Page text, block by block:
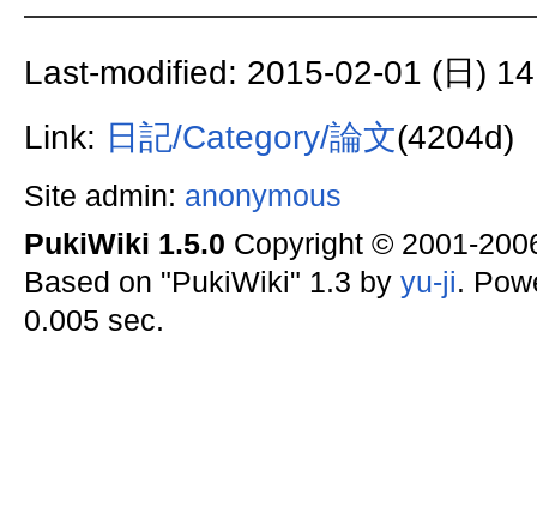
Last-modified: 2015-02-01 (日)
Link: 日記/Category/論文(4204d)
Site admin: anonymous
PukiWiki 1.5.0 Copyright © 2001-
Based on "PukiWiki" 1.3 by yu-ji.
0.005 sec.